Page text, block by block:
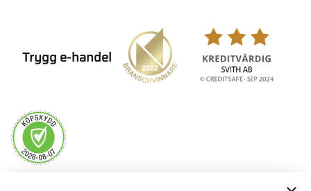
Trygg e-handel